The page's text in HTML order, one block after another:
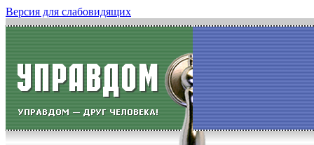
Версия для слабовидящих